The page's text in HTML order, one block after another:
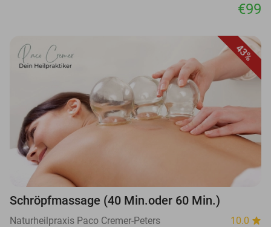
€99
43%
Schröpfmassage (40 Min.oder 60 Min.)
Naturheilpraxis Paco Cremer-Peters
10.0